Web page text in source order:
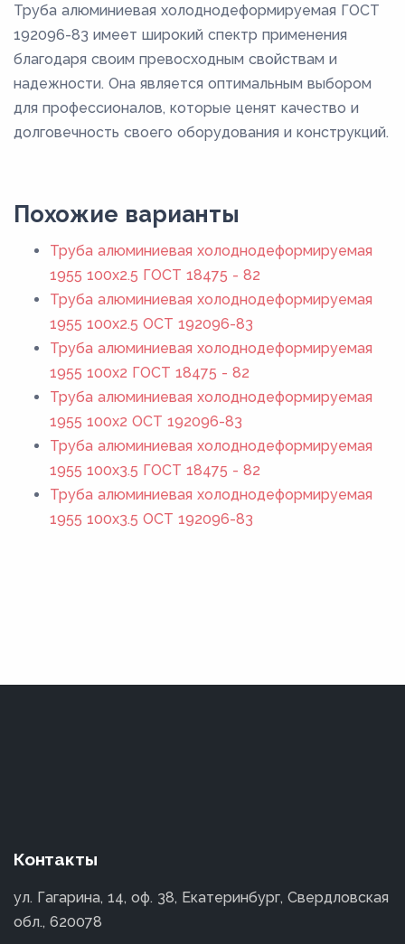
Труба алюминиевая холоднодеформируемая ГОСТ
192096-83 имеет широкий спектр применения
благодаря своим превосходным свойствам и
надежности. Она является оптимальным выбором
для профессионалов, которые ценят качество и
долговечность своего оборудования и конструкций.
Похожие варианты
Труба алюминиевая холоднодеформируемая
1955 100x2.5 ГОСТ 18475 - 82
Труба алюминиевая холоднодеформируемая
1955 100x2.5 ОСТ 192096-83
Труба алюминиевая холоднодеформируемая
1955 100x2 ГОСТ 18475 - 82
Труба алюминиевая холоднодеформируемая
1955 100x2 ОСТ 192096-83
Труба алюминиевая холоднодеформируемая
1955 100x3.5 ГОСТ 18475 - 82
Труба алюминиевая холоднодеформируемая
1955 100x3.5 ОСТ 192096-83
Контакты
ул. Гагарина, 14, оф. 38, Екатеринбург, Свердловская
обл., 620078